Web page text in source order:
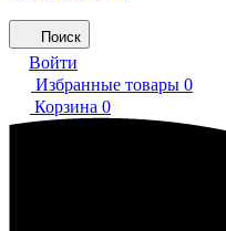
Поиск
Войти
Избранные товары 0
Корзина 0